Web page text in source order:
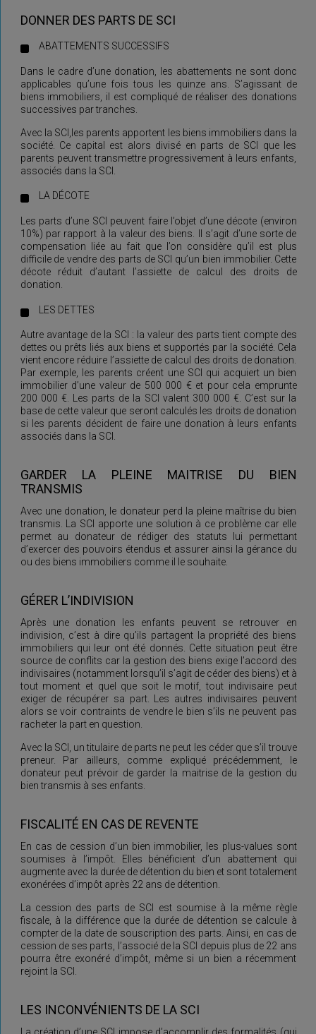
DONNER DES PARTS DE SCI
ABATTEMENTS SUCCESSIFS
Dans le cadre d’une donation, les abattements ne sont donc
applicables qu’une fois tous les quinze ans. S’agissant de
biens immobiliers, il est compliqué de réaliser des donations
successives par tranches.
Avec la SCI,les parents apportent les biens immobiliers dans la
société. Ce capital est alors divisé en parts de SCI que les
parents peuvent transmettre progressivement à leurs enfants,
associés dans la SCI.
LA DÉCOTE
Les parts d’une SCI peuvent faire l’objet d’une décote (environ
10%) par rapport à la valeur des biens. Il s’agit d’une sorte de
compensation liée au fait que l’on considère qu’il est plus
difficile de vendre des parts de SCI qu’un bien immobilier. Cette
décote réduit d’autant l’assiette de calcul des droits de
donation.
LES DETTES
Autre avantage de la SCI : la valeur des parts tient compte des
dettes ou prêts liés aux biens et supportés par la société. Cela
vient encore réduire l’assiette de calcul des droits de donation.
Par exemple, les parents créent une SCI qui acquiert un bien
immobilier d’une valeur de 500 000 € et pour cela emprunte
200 000 €. Les parts de la SCI valent 300 000 €. C’est sur la
base de cette valeur que seront calculés les droits de donation
si les parents décident de faire une donation à leurs enfants
associés dans la SCI.
GARDER LA PLEINE MAITRISE DU BIEN
TRANSMIS
Avec une donation, le donateur perd la pleine maîtrise du bien
transmis. La SCI apporte une solution à ce problème car elle
permet au donateur de rédiger des statuts lui permettant
d’exercer des pouvoirs étendus et assurer ainsi la gérance du
ou des biens immobiliers comme il le souhaite.
GÉRER L’INDIVISION
Après une donation les enfants peuvent se retrouver en
indivision, c’est à dire qu’ils partagent la propriété des biens
immobiliers qui leur ont été donnés. Cette situation peut être
source de conflits car la gestion des biens exige l’accord des
indivisaires (notamment lorsqu’il s’agit de céder des biens) et à
tout moment et quel que soit le motif, tout indivisaire peut
exiger de récupérer sa part. Les autres indivisaires peuvent
alors se voir contraints de vendre le bien s’ils ne peuvent pas
racheter la part en question.
Avec la SCI, un titulaire de parts ne peut les céder que s’il trouve
preneur. Par ailleurs, comme expliqué précédemment, le
donateur peut prévoir de garder la maitrise de la gestion du
bien transmis à ses enfants.
FISCALITÉ EN CAS DE REVENTE
En cas de cession d’un bien immobilier, les plus-values sont
soumises à l’impôt. Elles bénéficient d’un abattement qui
augmente avec la durée de détention du bien et sont totalement
exonérées d’impôt après 22 ans de détention.
La cession des parts de SCI est soumise à la même règle
fiscale, à la différence que la durée de détention se calcule à
compter de la date de souscription des parts. Ainsi, en cas de
cession de ses parts, l’associé de la SCI depuis plus de 22 ans
pourra être exonéré d’impôt, même si un bien a récemment
rejoint la SCI.
LES INCONVÉNIENTS DE LA SCI